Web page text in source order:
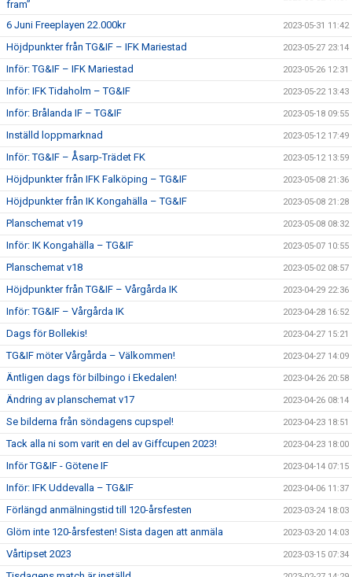
fram”
6 Juni Freeplayen 22.000kr 2023-05-31 11:42
Höjdpunkter från TG&IF – IFK Mariestad 2023-05-27 23:14
Inför: TG&IF – IFK Mariestad 2023-05-26 12:31
Inför: IFK Tidaholm – TG&IF 2023-05-22 13:43
Inför: Brålanda IF – TG&IF 2023-05-18 09:55
Inställd loppmarknad 2023-05-12 17:49
Inför: TG&IF – Åsarp-Trädet FK 2023-05-12 13:59
Höjdpunkter från IFK Falköping – TG&IF 2023-05-08 21:36
Höjdpunkter från IK Kongahälla – TG&IF 2023-05-08 21:28
Planschemat v19 2023-05-08 08:32
Inför: IK Kongahälla – TG&IF 2023-05-07 10:55
Planschemat v18 2023-05-02 08:57
Höjdpunkter från TG&IF – Vårgårda IK 2023-04-29 22:36
Inför: TG&IF – Vårgårda IK 2023-04-28 16:52
Dags för Bollekis! 2023-04-27 15:21
TG&IF möter Vårgårda – Välkommen! 2023-04-27 14:09
Äntligen dags för bilbingo i Ekedalen! 2023-04-26 20:58
Ändring av planschemat v17 2023-04-26 08:14
Se bilderna från söndagens cupspel! 2023-04-23 18:51
Tack alla ni som varit en del av Giffcupen 2023! 2023-04-23 18:00
Inför TG&IF - Götene IF 2023-04-14 07:15
Inför: IFK Uddevalla – TG&IF 2023-04-06 11:37
Förlängd anmälningstid till 120-årsfesten 2023-03-24 18:03
Glöm inte 120-årsfesten! Sista dagen att anmäla 2023-03-20 14:03
Vårtipset 2023 2023-03-15 07:34